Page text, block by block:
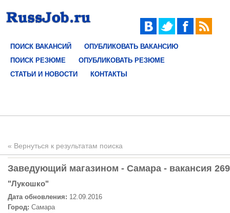
ПОИСК ВАКАНСИЙ
ОПУБЛИКОВАТЬ ВАКАНСИЮ
ПОИСК РЕЗЮМЕ
ОПУБЛИКОВАТЬ РЕЗЮМЕ
СТАТЬИ И НОВОСТИ
КОНТАКТЫ
« Вернуться к результатам поиска
Заведующий магазином - Самара - вакансия
"Лукошко"
Дата обновления: 12.09.2016
Город: Самара